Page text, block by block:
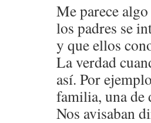
Me parece
los padres se
y que ellos
La verdad
así. Por
familia, una de
Nos avisaban